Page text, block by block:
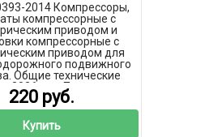
2014 Компрессоры,
компрессорные с
приводом и
компрессорные с
приводом для
подвижного
Общие технические
2026 год. Последняя
редакция
220 руб.
Купить